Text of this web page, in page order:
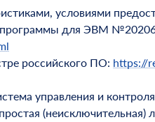
условиями
программы для ЭВМ
российского ПО: https://
управления и